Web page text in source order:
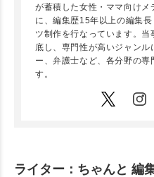
が蓄積した女性・ママ向け
に、編集歴15年以上の編集
ツ制作を行なっています。
底し、専門性が高いジャンル
ー、弁護士など、各分野の専
す。
ライター：ちゃんと 編